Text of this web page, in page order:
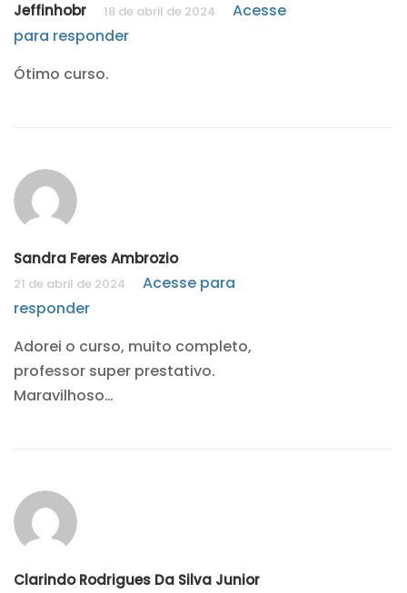
Jeffinhobr 18 de abril de 2024
Acesse
para responder
Ótimo curso.
Sandra Feres Ambrozio
21 de abril de 2024
Acesse para
responder
Adorei o curso, muito completo,
professor super prestativo.
Maravilhoso…
Clarindo Rodrigues Da Silva Junior